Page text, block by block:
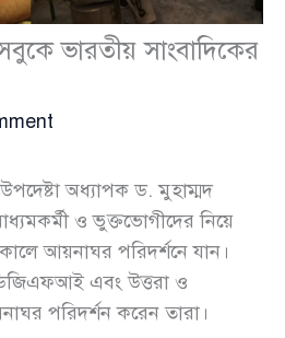
ভারতীয় সাংবাদিকের
উপদেষ্টা অধ্যাপক ড. মুহাম্মদ
ও ভুক্তভোগীদের নিয়ে
আয়নাঘর পরিদর্শনে যান।
এবং উত্তরা ও
পরিদর্শন করেন তারা।